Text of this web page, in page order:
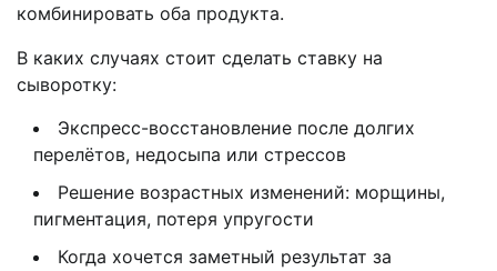
комбинировать оба продукта.
В каких случаях стоит сделать ставку на
сыворотку:
Экспресс-восстановление после долгих
перелётов, недосыпа или стрессов
Решение возрастных изменений: морщины,
пигментация, потеря упругости
Когда хочется заметный результат за